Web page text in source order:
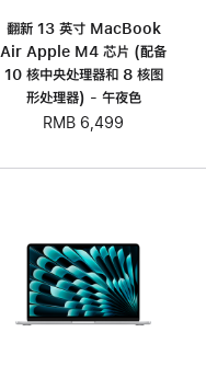
翻新 13 英寸 MacBook
Air Apple M4 芯片 (配备
10 核中央处理器和 8 核图
形处理器) - 午夜色
RMB 6,499